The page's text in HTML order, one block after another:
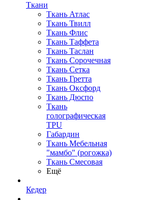
Ткани
Ткань Атлас
Ткань Твилл
Ткань Флис
Ткань Таффета
Ткань Таслан
Ткань Сорочечная
Ткань Сетка
Ткань Гретта
Ткань Оксфорд
Ткань Дюспо
Ткань
голографическая
TPU
Габардин
Ткань Мебельная
"мамбо" (рогожка)
Ткань Смесовая
Ещё
Кедер